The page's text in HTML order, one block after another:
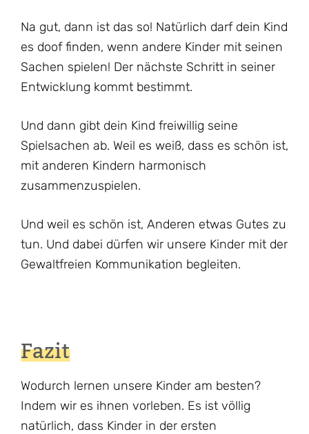
Na gut, dann ist das so! Natürlich darf dein Kind
es doof finden, wenn andere Kinder mit seinen
Sachen spielen! Der nächste Schritt in seiner
Entwicklung kommt bestimmt.
Und dann gibt dein Kind freiwillig seine
Spielsachen ab. Weil es weiß, dass es schön ist,
mit anderen Kindern harmonisch
zusammenzuspielen.
Und weil es schön ist, Anderen etwas Gutes zu
tun. Und dabei dürfen wir unsere Kinder mit der
Gewaltfreien Kommunikation begleiten.
Fazit
Wodurch lernen unsere Kinder am besten?
Indem wir es ihnen vorleben. Es ist völlig
natürlich, dass Kinder in der ersten